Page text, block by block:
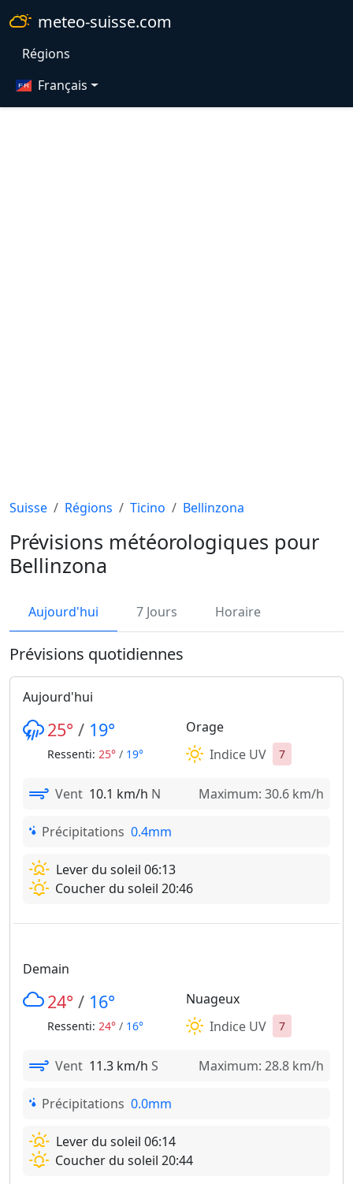
meteo-suisse.com
Régions
Français
Suisse Régions Ticino Bellinzona
Prévisions météorologiques pour
Bellinzona
Aujourd'hui 7 Jours Horaire
Prévisions quotidiennes
Aujourd'hui
25° / 19°
Ressenti: 25° / 19°
Orage
Indice UV
7
Vent 10.1 km/h N Maximum: 30.6 km/h
Précipitations 0.4mm
Lever du soleil 06:13
Coucher du soleil 20:46
Demain
24° / 16°
Ressenti: 24° / 16°
Nuageux
Indice UV
7
Vent 11.3 km/h S Maximum: 28.8 km/h
Précipitations 0.0mm
Lever du soleil 06:14
Coucher du soleil 20:44